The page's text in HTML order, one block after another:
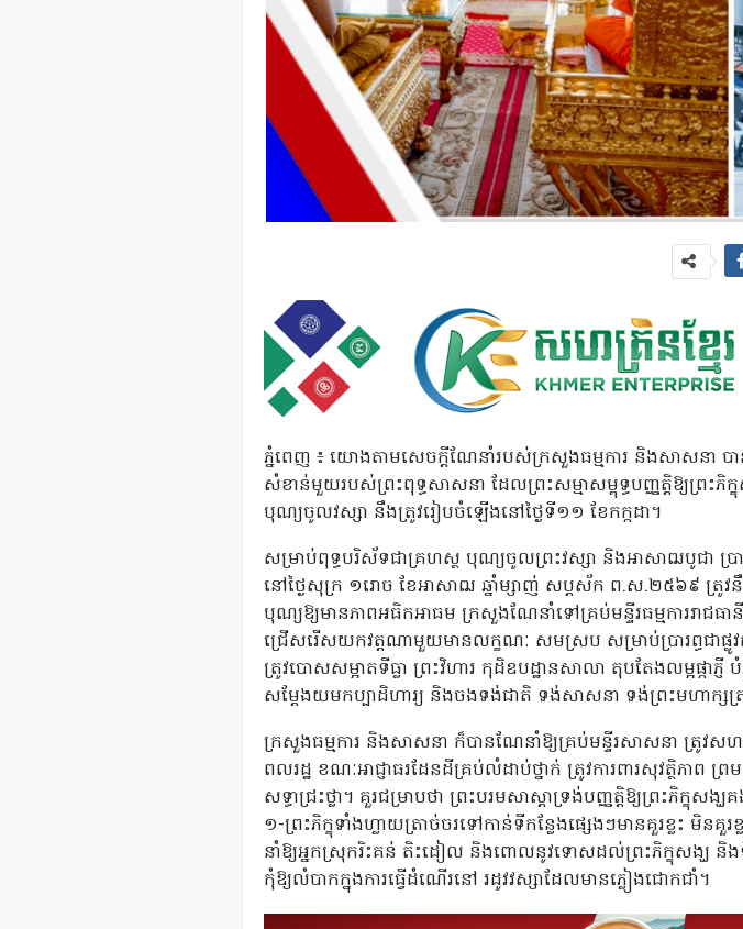
ភ្នំពេញ ៖ យោងតាមសេចក្តីណែនាំរបស់ក្រសួងធម្មការ និងសាសនា
សំខាន់មួយរបស់ព្រះពុទ្ធសាសនា ដែលព្រះសម្មាសម្ពុទ្ធបញ្ញត្តិឱ្យព្រះភិ
បុណ្យចូលវស្សា នឹងត្រូវរៀបចំឡើងនៅថ្ងៃទី១១ ខែកក្កដា។
សម្រាប់ពុទ្ធបរិស័ទជាគ្រហស្ថ បុណ្យចូលព្រះវស្សា និងអាសាឍបូជា ប្រ
នៅថ្ងៃសុក្រ ១រោច ខែអាសាឍ ឆ្នាំម្សាញ់ សប្ដស័ក ព.ស.២៥៦៩ ត្រូវនឹ
បុណ្យឱ្យមានភាពអធិកអាធម ក្រសួងណែនាំទៅគ្រប់មន្ទីរធម្មការរាជធ
ជ្រើសរើសយកវត្តណាមួយមានលក្ខណៈ សមស្រប សម្រាប់ប្រារព្ធជាផ្លូវក
ត្រូវបោសសម្អាតទីធ្លា ព្រះវិហារ កុដិឧបដ្ឋានសាលា តុបតែងលម្អផ្កាភ្ញី
សម្ដែងយមកប្បាដិហារ្យ និងចងទង់ជាតិ ទង់សាសនា ទង់ព្រះមហាក្សត្
ក្រសួងធម្មការ និងសាសនា ក៏បានណែនាំឱ្យគ្រប់មន្ទីរសាសនា ត្រូវ
ពលរដ្ឋ ខណៈអាជ្ញាធរដែនដីគ្រប់លំដាប់ថ្នាក់ ត្រូវការពារសុវត្ថិភ
សទ្ធាជ្រះថ្លា។ គួរជម្រាបថា ព្រះបរមសាស្តាទ្រង់បញ្ញត្តិឱ្យព្រះភិក្
១-ព្រះភិក្ខុទាំងហ្លាយត្រាច់ចរទៅកាន់ទីកន្លែងផ្សេងៗមានគួរខ្លះ មិន
នាំឱ្យអ្នកស្រុករិះគន់ តិះដៀល និងពោលនូវទោសដល់ព្រះភិក្ខុសង្ឃ និ
កុំឱ្យលំបាកក្នុងការធ្វើដំណើរនៅ រដូវវស្សាដែលមានភ្លៀងជោកជាំ។